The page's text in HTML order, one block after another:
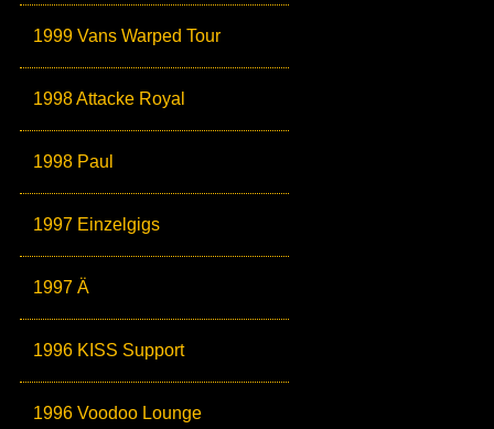
1999 Vans Warped Tour
1998 Attacke Royal
1998 Paul
1997 Einzelgigs
1997 Ä
1996 KISS Support
1996 Voodoo Lounge